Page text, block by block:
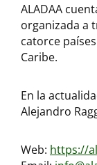
ALADAA
organizada a
catorce
Caribe.
En la
Alejandro
Web: https://